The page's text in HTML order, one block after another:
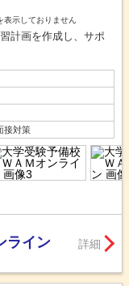
示しておりません
計画を作成し、サポ
接対策
ライン 詳細